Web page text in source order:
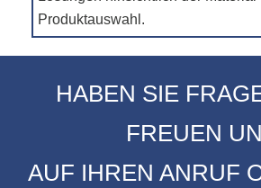
Produktauswahl.
HABEN SIE
FREUEN
AUF IHREN ANRUF